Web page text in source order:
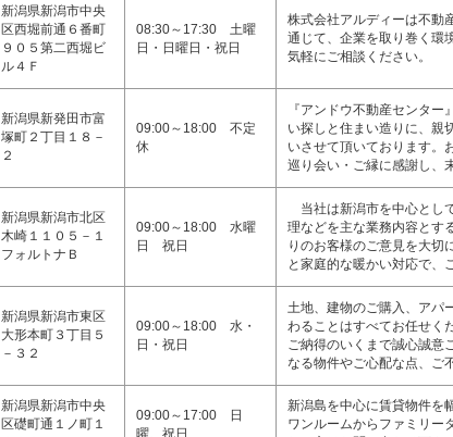
新潟県新潟市中央
区西堀前通６番町
９０５第二西堀ビ
ル４Ｆ
08:30～17:30 土曜
日・日曜日・祝日
株式会社アルディーは不動
通じて、企業を取り巻く環
気軽にご相談ください。
新潟県新発田市富
塚町２丁目１８－
２
09:00～18:00 不定
休
『アンドウ不動産センター
い探しと住まい造りに、親
いさせて頂いております。
巡り会い・ご縁に感謝し、
新潟県新潟市北区
木崎１１０５－１
フォルトナＢ
09:00～18:00 水曜
日 祝日
当社は新潟市を中心とし
理などを主な業務内容とす
りのお客様のご意見を大切
と家庭的な暖かい対応で
新潟県新潟市東区
大形本町３丁目５
－３２
09:00～18:00 水・
日・祝日
土地、建物のご購入、アパ
わることはすべてお任せく
ご納得のいくまで誠心誠意
なる物件やご心配な点、ご
新潟県新潟市中央
区礎町通１ノ町１
09:00～17:00 日
曜、祝日
新潟島を中心に賃貸物件を
ワンルームからファミリー